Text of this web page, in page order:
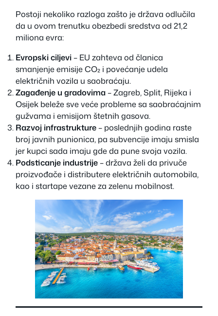
Postoji nekoliko razloga zašto je država odlučila
da u ovom trenutku obezbedi sredstva od 21,2
miliona evra:
Evropski ciljevi– EU zahteva od članica
smanjenje emisije CO₂ i povećanje udela
električnih vozila u saobraćaju.
Zagađenje u gradovima– Zagreb, Split, Rijeka i
Osijek beleže sve veće probleme sa saobraćajnim
gužvama i emisijom štetnih gasova.
Razvoj infrastrukture– poslednjih godina raste
broj javnih punionica, pa subvencije imaju smisla
jer kupci sada imaju gde da pune svoja vozila.
Podsticanje industrije– država želi da privuče
proizvođače i distributere električnih automobila,
kao i startape vezane za zelenu mobilnost.